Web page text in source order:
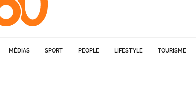
MÉDIAS SPORT PEOPLE LIFESTYLE TOURISME